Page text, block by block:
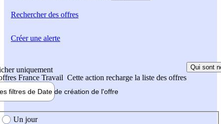
Rechercherdes offres
uniquement
France Travail Cette action recharge la liste des offres
Qui sont
filtres de Date de création de l'offre
création de l'offre
Un jour
Créer une alerte